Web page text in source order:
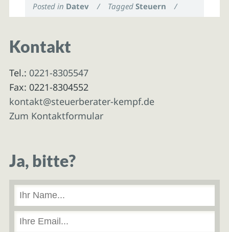
Posted in Datev / TaggedSteuern /
Kontakt
Tel.: 0221-8305547
Fax: 0221-8304552
kontakt@steuerberater-kempf.de
Zum Kontaktformular
Ja, bitte?